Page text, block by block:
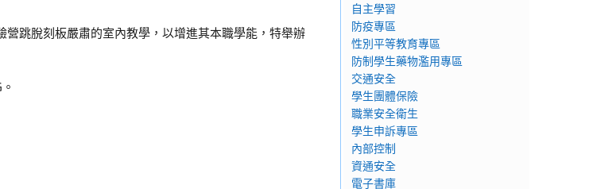
跳脫刻板嚴肅的室內教學，以增進其本職學能，特舉辦
自主學習
防疫專區
性別平等教育專區
防制學生藥物濫用專區
交通安全
學生團體保險
職業安全衛生
學生申訴專區
內部控制
資通安全
電子書庫